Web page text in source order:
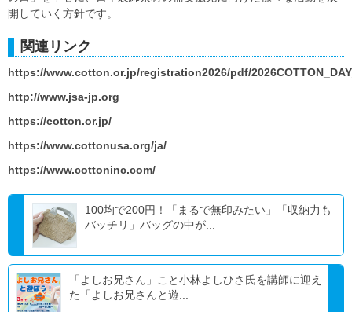
開していく方針です。
関連リンク
https://www.cotton.or.jp/registration2026/pdf/
http://www.jsa-jp.org
https://cotton.or.jp/
https://www.cottonusa.org/ja/
https://www.cottoninc.com/
100均で200円！「まるで無印みたい」「収納力も
バッチリ」バッグの中が...
「よしお兄さん」こと小林よしひさ氏を講師に迎え
た「よしお兄さんと遊...